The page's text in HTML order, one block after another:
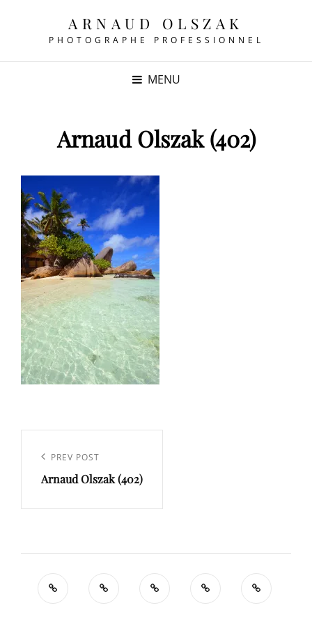
ARNAUD OLSZAK
PHOTOGRAPHE PROFESSIONNEL
MENU
Arnaud Olszak (402)
l’article
Previous
Post
PREV POST
Arnaud Olszak (402)